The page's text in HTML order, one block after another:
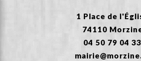
1 Place de
74110
04 50 79 04 33